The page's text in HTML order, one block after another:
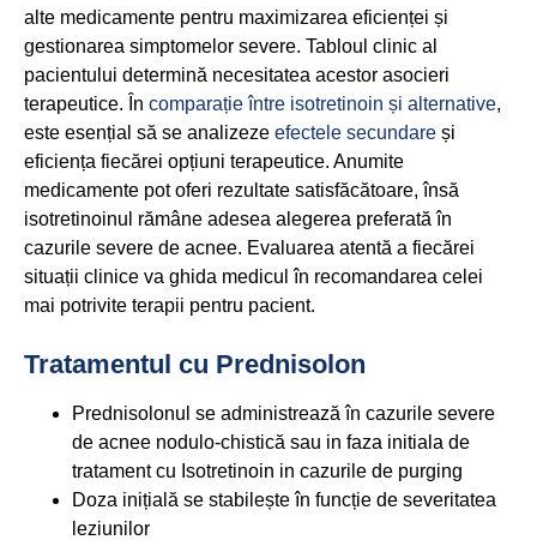
alte medicamente pentru maximizarea eficienței și
gestionarea simptomelor severe. Tabloul clinic al
pacientului determină necesitatea acestor asocieri
terapeutice. În comparație între isotretinoin și alternative,
este esențial să se analizeze efectele secundare și
eficiența fiecărei opțiuni terapeutice. Anumite
medicamente pot oferi rezultate satisfăcătoare, însă
isotretinoinul rămâne adesea alegerea preferată în
cazurile severe de acnee. Evaluarea atentă a fiecărei
situații clinice va ghida medicul în recomandarea celei
mai potrivite terapii pentru pacient.
Tratamentul cu Prednisolon
Prednisolonul se administrează în cazurile severe
de acnee nodulo-chistică sau in faza initiala de
tratament cu Isotretinoin in cazurile de purging
Doza inițială se stabilește în funcție de severitatea
leziunilor